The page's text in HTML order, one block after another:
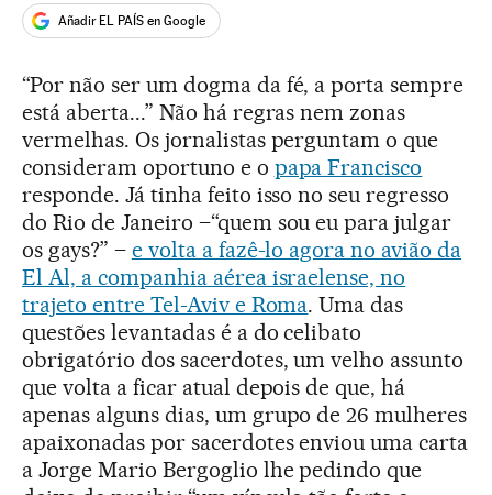
Añadir EL PAÍS en Google
“Por não ser um dogma da fé, a porta sempre
está aberta...” Não há regras nem zonas
vermelhas. Os jornalistas perguntam o que
consideram oportuno e o papa Francisco
responde. Já tinha feito isso no seu regresso
do Rio de Janeiro –“quem sou eu para julgar
os gays?” – e volta a fazê-lo agora no avião da
El Al, a companhia aérea israelense, no
trajeto entre Tel-Aviv e Roma. Uma das
questões levantadas é a do celibato
obrigatório dos sacerdotes, um velho assunto
que volta a ficar atual depois de que, há
apenas alguns dias, um grupo de 26 mulheres
apaixonadas por sacerdotes enviou uma carta
a Jorge Mario Bergoglio lhe pedindo que